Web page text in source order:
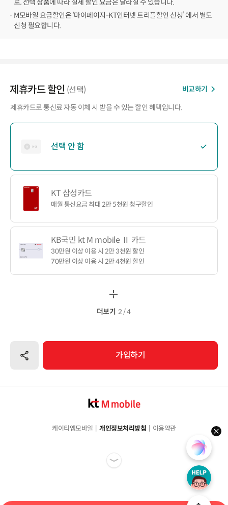
로, 선택 상품에 따라 실제 할인 요금은 달라질 수 있습니다.
M모바일 요금할인은 ‘마이페이지-KT인터넷 트리플할인 신청’ 에서 별도
신청 필요합니다.
제휴카드 할인 (선택) 비교하기
제휴카드로 통신료 자동 이체 시 받을 수 있는 할인 혜택입니다.
선택 안 함
KT 삼성카드
매월 통신요금 최대 2만 5천원 청구할인
KB국민 kt M mobile Ⅱ 카드
30만원 이상 이용 시 2만 3천원 할인
70만원 이상 이용 시 2만 4천원 할인
더보기 2 / 4
공유하기 가입하기
케이티엠모바일 개인정보처리방침 이용약관 help